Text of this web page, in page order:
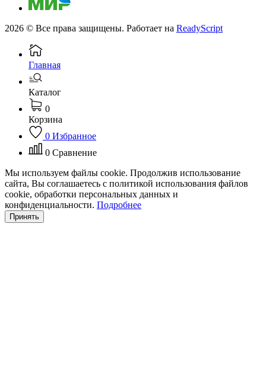
2026 © Все права защищены. Работает на ReadyScript
Главная
Каталог
0
Корзина
0 Избранное
0 Сравнение
Мы используем файлы cookie. Продолжив использование
сайта, Вы соглашаетесь с политикой использования файлов
cookie, обработки персональных данных и
конфиденциальности. Подробнее
Принять